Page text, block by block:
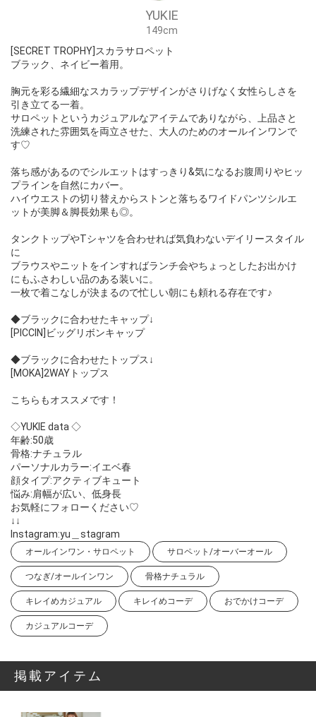
YUKIE
149cm
[SECRET TROPHY]スカラサロペット
ブラック、ネイビー着用。
胸元を彩る繊細なスカラップデザインがさりげなく女性らしさを
引き立てる一着。
サロペットというカジュアルなアイテムでありながら、上品さと
洗練された雰囲気を両立させた、大人のためのオールインワンで
す♡
落ち感があるのでシルエットはすっきり&気になるお腹周りやヒッ
プラインを自然にカバー。
ハイウエストの切り替えからストンと落ちるワイドパンツシルエ
ットが美脚＆脚長効果も◎。
タンクトップやTシャツを合わせれば気負わないデイリースタイル
に
ブラウスやニットをインすればランチ会やちょっとしたお出かけ
にもふさわしい品のある装いに。
一枚で着こなしが決まるので忙しい朝にも頼れる存在です♪
◆ブラックに合わせたキャップ↓
[PICCIN]ビッグリボンキャップ
◆ブラックに合わせたトップス↓
[MOKA]2WAYトップス
こちらもオススメです！
◇YUKIE data ◇
年齢:50歳
骨格:ナチュラル
パーソナルカラー:イエベ春
顔タイプ:アクティブキュート
悩み:肩幅が広い、低身長
お気軽にフォローください♡
↓↓
Instagram:yu＿stagram
オールインワン・サロペット サロペット/オーバーオール
つなぎ/オールインワン 骨格ナチュラル
キレイめカジュアル キレイめコーデ おでかけコーデ
カジュアルコーデ
掲載アイテム